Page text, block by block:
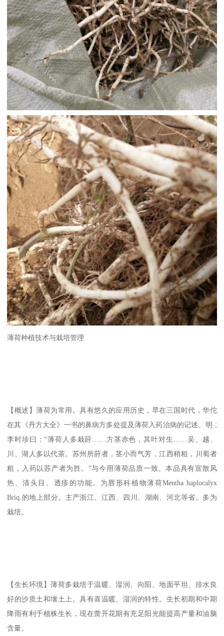
薄荷种植技术与栽培管理
【概述】薄荷为常用。具有悠久的应用历史，早在三国时代，华佗
在其《丹方大全》一书的鼻病方多处提及薄荷入药治病的记述。明·;
李时珍曰：“薄荷人多栽莳……方茎赤色，其叶对生……吴、越、
川、湖人多以代茶。苏州所莳者，茎小而气芳，江西稍粗，川蜀者
粗，入药以苏产者为胜。”与今用薄荷品质一致。本品具有宣散风
热、清头目、透疹的功能。为唇形科植物薄荷Mentha haplocalyx
Briq.的地上部分。主产浙江、江西、四川、湖南、河北等省。多为
栽培。
【生长环境】薄荷多栽培于温暖、湿润、向阳、地面平坦、排水良
好的沙质土和壤土上。具有喜温暖、湿润的特性。生长初期和中期
降雨有利于植株生长，现在蕾开花期有充足阳光能提高产量和油脑
含量。